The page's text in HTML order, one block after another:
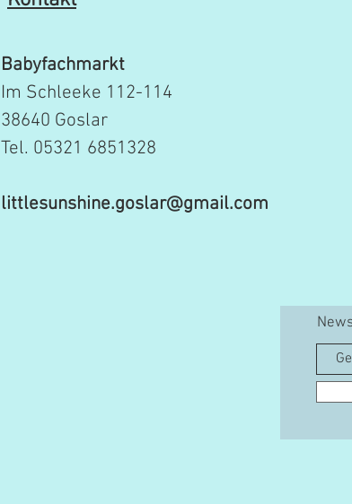
Babyfachmarkt
Im Schleeke 112-114
38640 Goslar
Tel. 05321 6851328
littlesunshine.goslar@gmail.com